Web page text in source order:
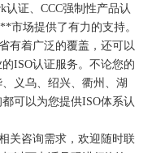
证、CCC强制性产品认
市场提供了有力的支持。
有着广泛的覆盖，还可以
ISO认证服务。不论您的
义乌、绍兴、衢州、湖
可以为您提供ISO体系认
关咨询需求，欢迎随时联